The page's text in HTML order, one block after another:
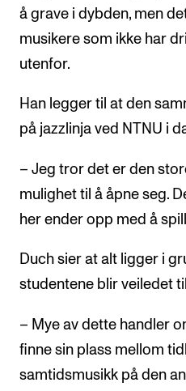
å grave i dybden, men
musikere som ikke har
utenfor.
Han legger til at den
på jazzlinja ved NTNU i
– Jeg tror det er den
mulighet til å åpne seg.
her ender opp med å
Duch sier at alt ligger i
studentene blir veiledet
– Mye av dette handler
finne sin plass mellom
samtidsmusikk på den